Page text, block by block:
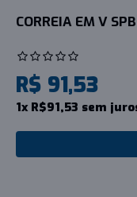
CORREIA EM V
R$ 91,53
1x R$91,53 sem